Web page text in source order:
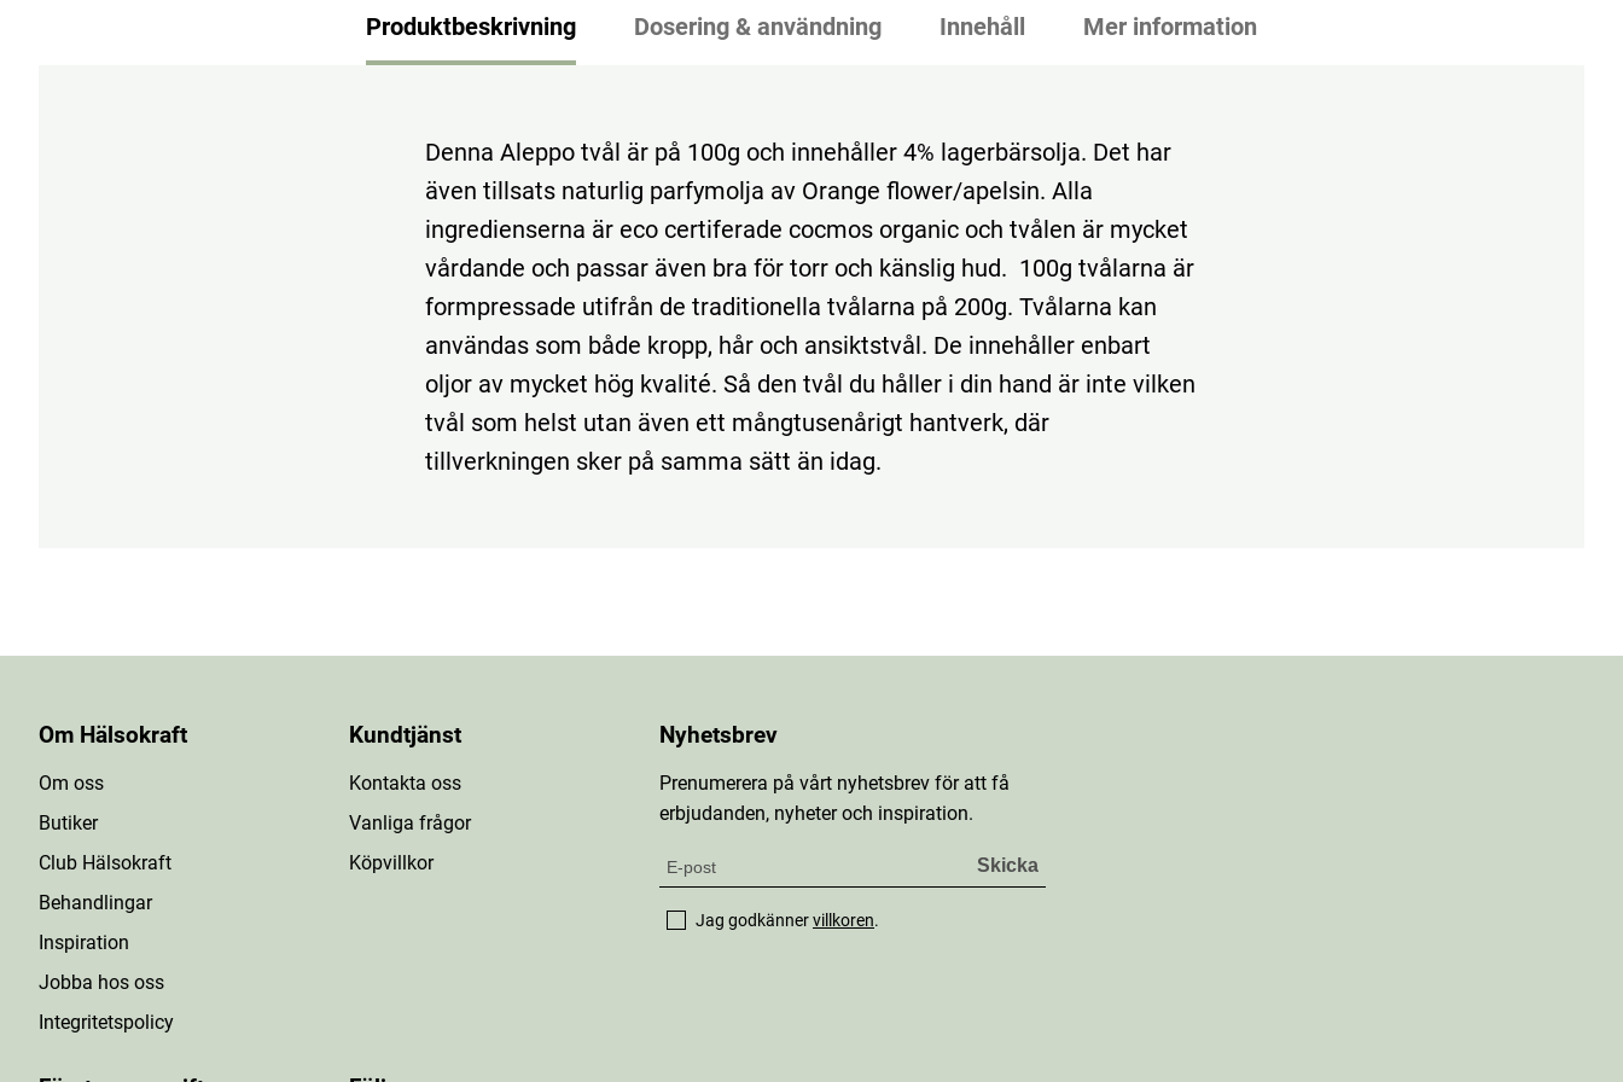
Produktbeskrivning Dosering & användning Innehåll Mer information
Denna Aleppo tvål är på 100g och innehåller 4% lagerbärsolja. Det har
även tillsats naturlig parfymolja av Orange flower/apelsin. Alla
ingredienserna är eco certiferade cocmos organic och tvålen är mycket
vårdande och passar även bra för torr och känslig hud. 100g tvålarna är
formpressade utifrån de traditionella tvålarna på 200g. Tvålarna kan
användas som både kropp, hår och ansiktstvål. De innehåller enbart
oljor av mycket hög kvalité. Så den tvål du håller i din hand är inte vilken
tvål som helst utan även ett mångtusenårigt hantverk, där
tillverkningen sker på samma sätt än idag.
Om Hälsokraft
Om oss
Butiker
Club Hälsokraft
Behandlingar
Inspiration
Jobba hos oss
Integritetspolicy
Kundtjänst
Kontakta oss
Vanliga frågor
Köpvillkor
Nyhetsbrev
Prenumerera på vårt nyhetsbrev för att få
erbjudanden, nyheter och inspiration.
Jag godkännervillkoren.